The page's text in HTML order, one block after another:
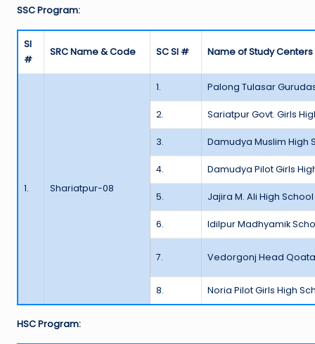
SSC Program:
Sl
#
SRC Name & Code SC Sl # Name of Study Centers
1. Shariatpur-08
1. Palong Tulasar
2. Sariatpur Govt. Girls
3. Damudya Muslim High
4. Damudya Pilot Girls
5. Jajira M. Ali High School
6. Idilpur Madhyamik
7. Vedorgonj Head
8. Noria Pilot Girls High
HSC Program: